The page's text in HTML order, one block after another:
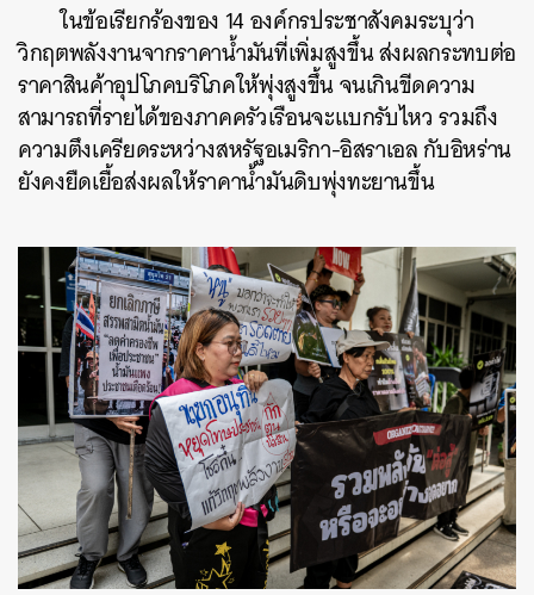
ในข้อเรียกร้องของ 14 องค์กรประชาสังคมระบุว่า
วิกฤตพลังงานจากราคาน้ำมันที่เพิ่มสูงขึ้น ส่งผลกระทบต่อ
ราคาสินค้าอุปโภคบริโภคให้พุ่งสูงขึ้น จนเกินขีดความ
สามารถที่รายได้ของภาคครัวเรือนจะแบกรับไหว รวมถึง
ความตึงเครียดระหว่างสหรัฐอเมริกา-อิสราเอล กับอิหร่าน
ยังคงยืดเยื้อส่งผลให้ราคาน้ำมันดิบพุ่งทะยานขึ้น